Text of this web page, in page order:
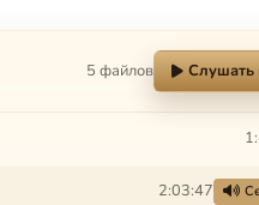
5 файлов Слушать
2:03:47